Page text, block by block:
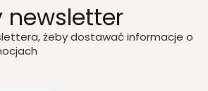
newsletter
żeby dostawać informacje o